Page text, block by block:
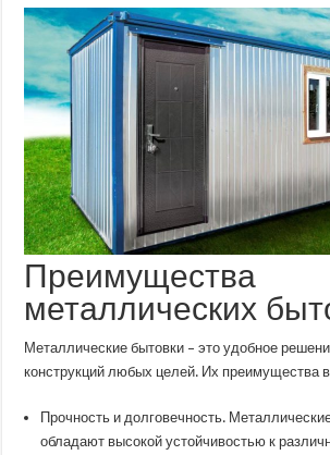
Преимущества
металлических
Металлические бытовки – это удобное
конструкций любых целей. Их преимущества
Прочность и долговечность.
обладают высокой устойчивостью к